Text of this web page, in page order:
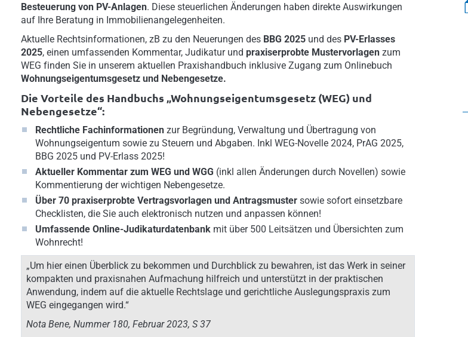
Besteuerung von PV-Anlagen. Diese steuerlichen Änderungen haben direkte Auswirkungen
auf Ihre Beratung in Immobilienangelegenheiten.
Aktuelle Rechtsinformationen, zB zu den Neuerungen des BBG 2025 und des PV-Erlasses
2025, einen umfassenden Kommentar, Judikatur und praxiserprobte Mustervorlagen zum
WEG finden Sie in unserem aktuellen Praxishandbuch inklusive Zugang zum Onlinebuch
Wohnungseigentumsgesetz und Nebengesetze.
Die Vorteile des Handbuchs „Wohnungseigentumsgesetz (WEG) und
Nebengesetze“:
Rechtliche Fachinformationen zur Begründung, Verwaltung und Übertragung von
Wohnungseigentum sowie zu Steuern und Abgaben. Inkl WEG-Novelle 2024, PrAG 2025,
BBG 2025 und PV-Erlass 2025!
Aktueller Kommentar zum WEG und WGG (inkl allen Änderungen durch Novellen) sowie
Kommentierung der wichtigen Nebengesetze.
Über 70 praxiserprobte Vertragsvorlagen und Antragsmuster sowie sofort einsetzbare
Checklisten, die Sie auch elektronisch nutzen und anpassen können!
Umfassende Online-Judikaturdatenbank mit über 500 Leitsätzen und Übersichten zum
Wohnrecht!
„Um hier einen Überblick zu bekommen und Durchblick zu bewahren, ist das Werk in seiner
kompakten und praxisnahen Aufmachung hilfreich und unterstützt in der praktischen
Anwendung, indem auf die aktuelle Rechtslage und gerichtliche Auslegungspraxis zum
WEG eingegangen wird.“
Nota Bene, Nummer 180, Februar 2023, S 37